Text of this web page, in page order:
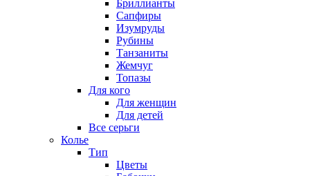
Бриллианты
Сапфиры
Изумруды
Рубины
Танзаниты
Жемчуг
Топазы
Для кого
Для женщин
Для детей
Все серьги
Колье
Тип
Цветы